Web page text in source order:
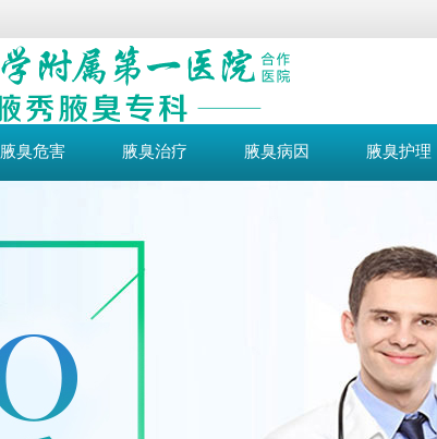
腋臭危害 腋臭治疗 腋臭病因 腋臭护理